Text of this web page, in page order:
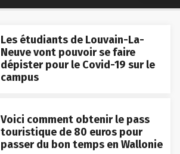
Les étudiants de Louvain-La-
Neuve vont pouvoir se faire
dépister pour le Covid-19 sur le
campus
Voici comment obtenir le pass
touristique de 80 euros pour
passer du bon temps en Wallonie